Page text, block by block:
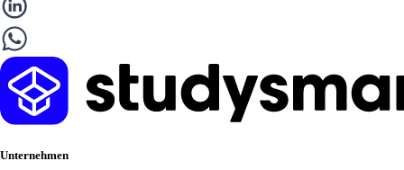
Unternehmen